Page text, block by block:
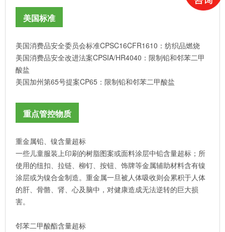
美国标准
美国消费品安全委员会标准CPSC16CFR1610：纺织品燃烧
美国消费品安全改进法案CPSIA/HR4040：限制铅和邻苯二甲
酸盐
美国加州第65号提案CP65：限制铅和邻苯二甲酸盐
重点管控物质
重金属铅、镍含量超标
一些儿童服装上印刷的树脂图案或面料涂层中铅含量超标；所
使用的纽扣、拉链、柳钉、按钮、饰牌等金属辅助材料含有镍
涂层或为镍合金制造。重金属一旦被人体吸收则会累积于人体
的肝、骨骼、肾、心及脑中，对健康造成无法逆转的巨大损
害。
邻苯二甲酸酯含量超标